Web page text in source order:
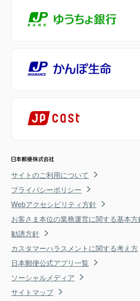
サイトのご利用について
プライバシーポリシー
Webアクセシビリティ方針
お客さま本位の業務運営に関する基本方
勧誘方針
カスタマーハラスメントに関する考え方
日本郵便公式アプリ一覧
ソーシャルメディア
サイトマップ